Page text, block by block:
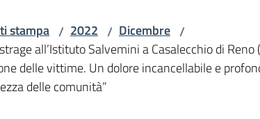
stampa / 2022 / Dicembre /
all’Istituto Salvemini a Casalecchio di
delle vittime. Un dolore incancellabile e
delle comunità”